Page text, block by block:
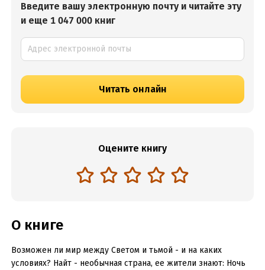
Введите вашу электронную почту и читайте эту
и еще 1 047 000 книг
Читать онлайн
Оцените книгу
О книге
Возможен ли мир между Светом и тьмой - и на каких
условиях? Найт - необычная страна, ее жители знают: Ночь